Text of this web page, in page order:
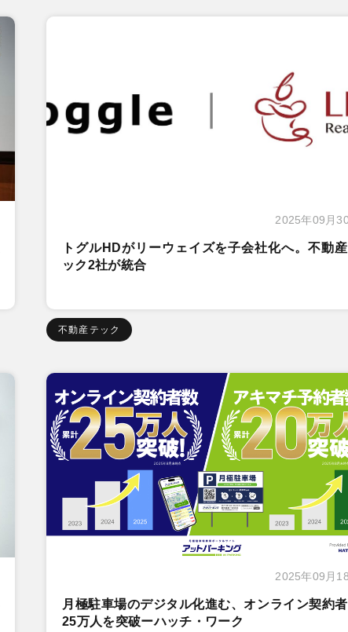
2025年09月
トグルHDがリーウェイズを子会社化へ。不動
ック2社が統合
不動産テック
2025年09月
月極駐車場のデジタル化進む、オンライン契約
25万人を突破ーハッチ・ワーク